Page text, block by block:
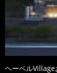
ヘーベルVillage